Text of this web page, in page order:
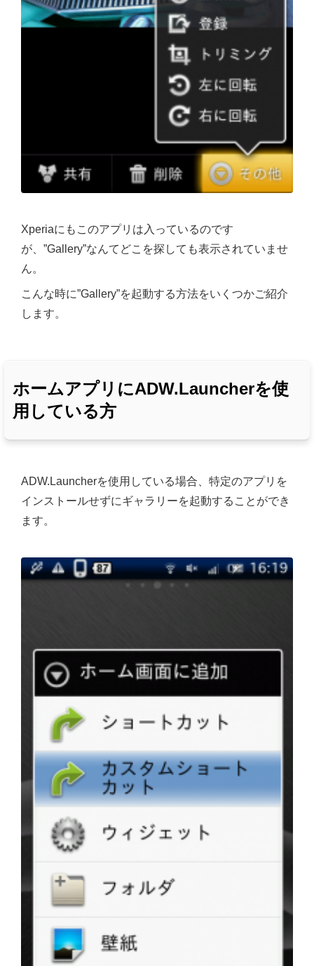
Xperiaにもこのアプリは入っているのです
が、”Gallery”なんてどこを探しても表示されていませ
ん。
こんな時に”Gallery”を起動する方法をいくつかご紹介
します。
ホームアプリにADW.Launcherを使
用している方
ADW.Launcherを使用している場合、特定のアプリを
インストールせずにギャラリーを起動することができ
ます。